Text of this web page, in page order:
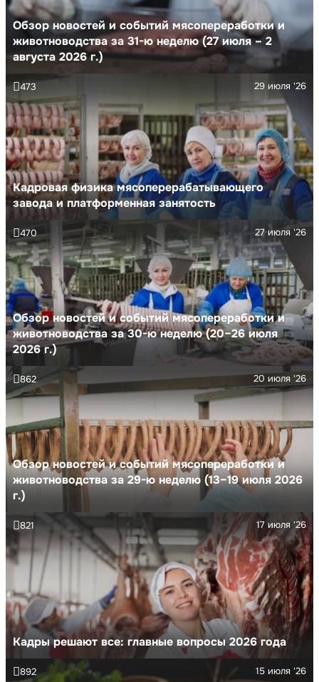
Обзор новостей и событий мясопереработки и
животноводства за 31-ю неделю (27 июля – 2
августа 2026 г.)
Кадровая физика мясоперерабатывающего
завода и платформенная занятость
29 июля '26
473
Обзор новостей и событий мясопереработки и
животноводства за 30-ю неделю (20–26 июля
2026 г.)
27 июля '26
470
Обзор новостей и событий мясопереработки и
животноводства за 29-ю неделю (13–19 июля 2026
г.)
20 июля '26
862
Кадры решают все: главные вопросы 2026 года
17 июля '26
821
15 июля '26
892